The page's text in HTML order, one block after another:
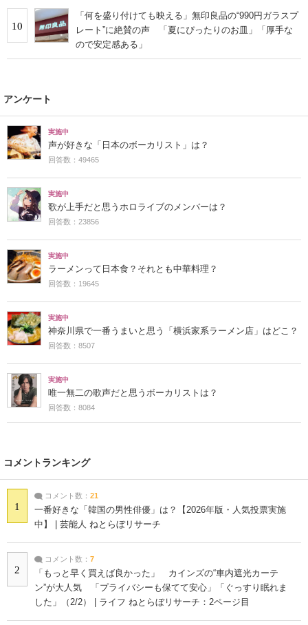
10
「何を盛り付けても映える」無印良品の“990円ガラスプ
レート”に絶賛の声 「夏にぴったりのお皿」「厚手な
ので安定感ある」
アンケート
実施中
声が好きな「日本のボーカリスト」は？
回答数：49465
実施中
歌が上手だと思うホロライブのメンバーは？
回答数：23856
実施中
ラーメンって日本食？それとも中華料理？
回答数：19645
実施中
神奈川県で一番うまいと思う「横浜家系ラーメン店」はどこ？
回答数：8507
実施中
唯一無二の歌声だと思うボーカリストは？
回答数：8084
コメントランキング
1
コメント数： 21
一番好きな「韓国の男性俳優」は？【2026年版・人気投票実施
中】 | 芸能人 ねとらぼリサーチ
2
コメント数： 7
「もっと早く買えば良かった」 カインズの“車内遮光カーテ
ン”が大人気 「プライバシーも保てて安心」「ぐっすり眠れま
した」（2/2） | ライフ ねとらぼリサーチ：2ページ目